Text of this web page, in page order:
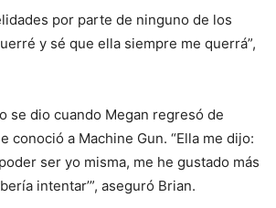
por parte de ninguno de los
y sé que ella siempre me querrá”,
se dio cuando Megan regresó de
conoció a Machine Gun. “Ella me dijo:
ser yo misma, me he gustado más
intentar’”, aseguró Brian.